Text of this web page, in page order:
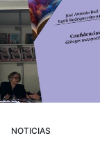
NOTICIAS